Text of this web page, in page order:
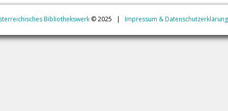
Bibliothekswerk © 2025 | Impressum & Datenschutzerklärung